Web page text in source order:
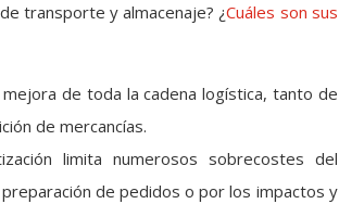
transporte y almacenaje? ¿Cuáles son sus
mejora de toda la cadena logística, tanto de
de mercancías.
limita numerosos sobrecostes del
de pedidos o por los impactos y